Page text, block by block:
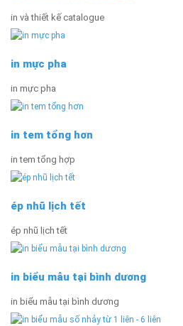
in và thiết kế catalogue
in mực pha
in mực pha
in tem tổng hơn
in tem tổng hợp
ép nhũ lịch tết
ép nhũ lịch tết
in biểu mẫu tại bình dương
in biểu mẫu tại bình dương